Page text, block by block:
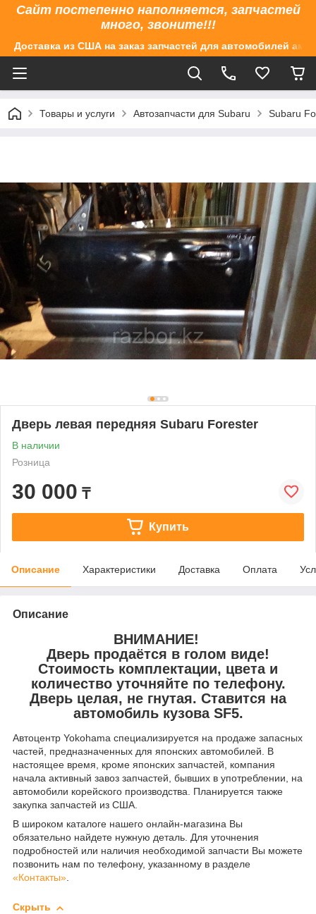
Сайт постепенно наполняется, запчастей
много, звоните!!!
Доставка из США на заказ запчастей для автомобилей
Товары и услуги Автозапчасти для Subaru Subaru
Дверь левая передняя Subaru Forester
В наличии
Розница
30 000 ₸
Купить
Описание Характеристики Доставка Оплата
Описание
ВНИМАНИЕ!
Дверь продаётся в голом виде!
Стоимость комплектации, цвета и
количество уточняйте по телефону.
Дверь целая, не гнутая. Ставится на
автомобиль кузова SF5.
Автоцентр Yokohama специализируется на продаже запасных
частей, предназначенных для японских автомобилей. В
настоящее время, кроме японских запчастей, компания
начала активный завоз запчастей, бывших в употреблении, на
автомобили корейского производства. Планируется также
закупка запчастей из США.
В широком каталоге нашего онлайн-магазина Вы
обязательно найдете нужную деталь. Для уточнения
подробностей или наличия необходимой запчасти Вы можете
позвонить нам по телефону, указанному в разделе
«Контакты».
Скрыть